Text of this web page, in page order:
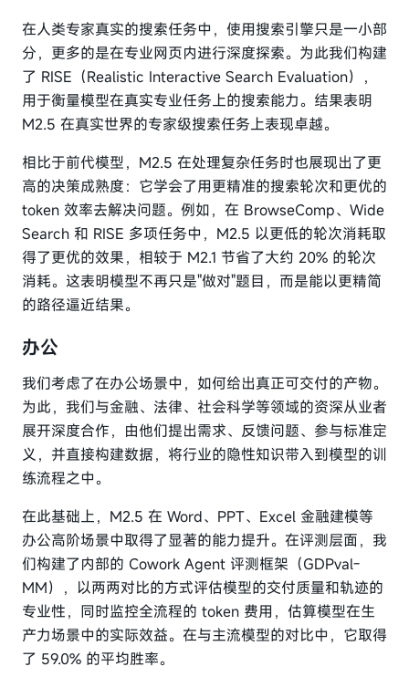
在人类专家真实的搜索任务中，使用搜索引擎只是一小部
分，更多的是在专业网页内进行深度探索。为此我们构建
了 RISE（Realistic Interactive Search Evaluation），
用于衡量模型在真实专业任务上的搜索能力。结果表明
M2.5 在真实世界的专家级搜索任务上表现卓越。
相比于前代模型，M2.5 在处理复杂任务时也展现出了更
高的决策成熟度：它学会了用更精准的搜索轮次和更优的
token 效率去解决问题。例如，在 BrowseComp、Wide
Search 和 RISE 多项任务中，M2.5 以更低的轮次消耗取
得了更优的效果，相较于 M2.1 节省了大约 20% 的轮次
消耗。这表明模型不再只是"做对"题目，而是能以更精简
的路径逼近结果。
办公
我们考虑了在办公场景中，如何给出真正可交付的产物。
为此，我们与金融、法律、社会科学等领域的资深从业者
展开深度合作，由他们提出需求、反馈问题、参与标准定
义，并直接构建数据，将行业的隐性知识带入到模型的训
练流程之中。
在此基础上，M2.5 在 Word、PPT、Excel 金融建模等
办公高阶场景中取得了显著的能力提升。在评测层面，我
们构建了内部的 Cowork Agent 评测框架（GDPval-
MM），以两两对比的方式评估模型的交付质量和轨迹的
专业性，同时监控全流程的 token 费用，估算模型在生
产力场景中的实际效益。在与主流模型的对比中，它取得
了 59.0% 的平均胜率。